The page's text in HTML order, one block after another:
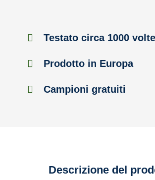
Testato circa 1000 volte
Prodotto in Europa
Campioni gratuiti
Descrizione del